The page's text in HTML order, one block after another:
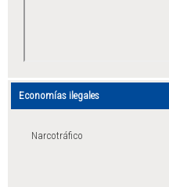
Economías ilegales
Narcotráfico